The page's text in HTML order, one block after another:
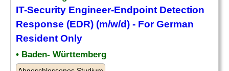
IT-Security Engineer-Endpoint Detection
Response (EDR) (m/w/d) - For German
Resident Only
• Baden- Württemberg